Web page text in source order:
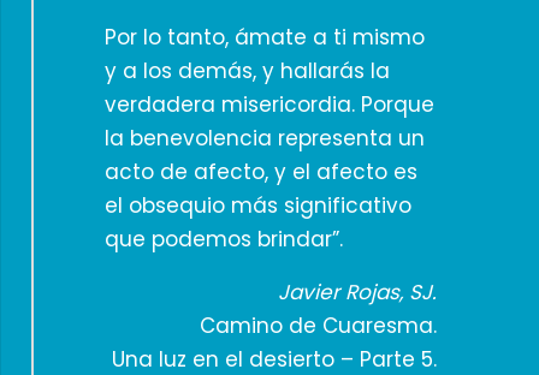
Por lo tanto, ámate a ti mismo
y a los demás, y hallarás la
verdadera misericordia. Porque
la benevolencia representa un
acto de afecto, y el afecto es
el obsequio más significativo
que podemos brindar”.
Javier Rojas, SJ.
Camino de Cuaresma.
Una luz en el desierto – Parte 5.